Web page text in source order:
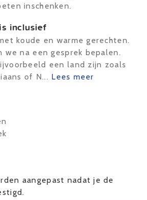
inschenken.
inclusief
koude en warme gerechten.
we na een gesprek bepalen.
een land zijn zoals
of N... Lees meer
aangepast nadat je de